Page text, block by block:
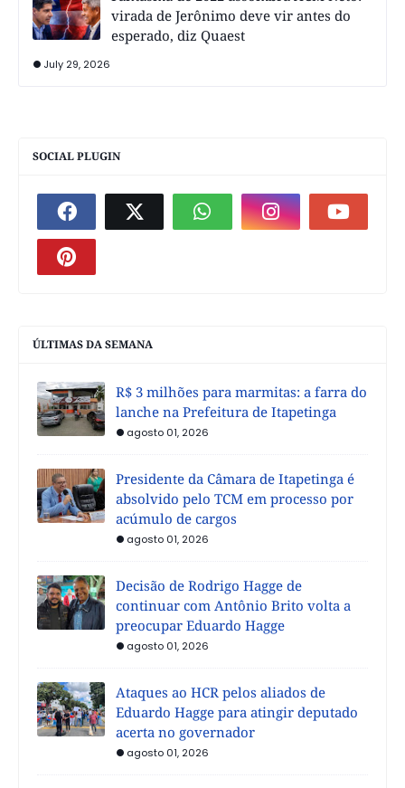
virada de Jerônimo deve vir antes do
esperado, diz Quaest
July 29, 2026
SOCIAL PLUGIN
ÚLTIMAS DA SEMANA
R$ 3 milhões para marmitas: a farra do
lanche na Prefeitura de Itapetinga
agosto 01, 2026
Presidente da Câmara de Itapetinga é
absolvido pelo TCM em processo por
acúmulo de cargos
agosto 01, 2026
Decisão de Rodrigo Hagge de
continuar com Antônio Brito volta a
preocupar Eduardo Hagge
agosto 01, 2026
Ataques ao HCR pelos aliados de
Eduardo Hagge para atingir deputado
acerta no governador
agosto 01, 2026